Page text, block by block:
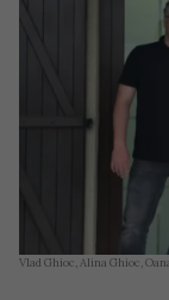
Vlad Ghioc, Alina Ghioc,